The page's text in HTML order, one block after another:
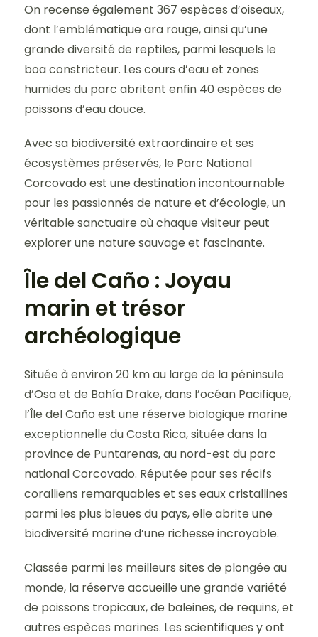
On recense également 367 espèces d’oiseaux,
dont l’emblématique ara rouge, ainsi qu’une
grande diversité de reptiles, parmi lesquels le
boa constricteur. Les cours d’eau et zones
humides du parc abritent enfin 40 espèces de
poissons d’eau douce.
Avec sa biodiversité extraordinaire et ses
écosystèmes préservés, le Parc National
Corcovado est une destination incontournable
pour les passionnés de nature et d’écologie, un
véritable sanctuaire où chaque visiteur peut
explorer une nature sauvage et fascinante.
Île del Caño : Joyau
marin et trésor
archéologique
Située à environ 20 km au large de la péninsule
d’Osa et de Bahía Drake, dans l’océan Pacifique,
l’Île del Caño est une réserve biologique marine
exceptionnelle du Costa Rica, située dans la
province de Puntarenas, au nord-est du parc
national Corcovado. Réputée pour ses récifs
coralliens remarquables et ses eaux cristallines
parmi les plus bleues du pays, elle abrite une
biodiversité marine d’une richesse incroyable.
Classée parmi les meilleurs sites de plongée au
monde, la réserve accueille une grande variété
de poissons tropicaux, de baleines, de requins, et
autres espèces marines. Les scientifiques y ont